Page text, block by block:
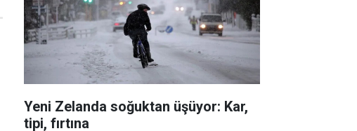
Yeni Zelanda soğuktan üşüyor: Kar,
tipi, fırtına